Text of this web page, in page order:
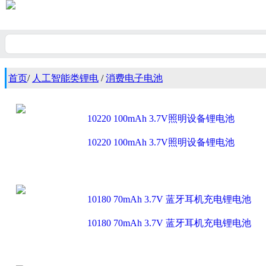
首页/ 人工智能类锂电 / 消费电子电池
10220 100mAh 3.7V照明设备锂电池
10220 100mAh 3.7V照明设备锂电池
10180 70mAh 3.7V 蓝牙耳机充电锂电池
10180 70mAh 3.7V 蓝牙耳机充电锂电池